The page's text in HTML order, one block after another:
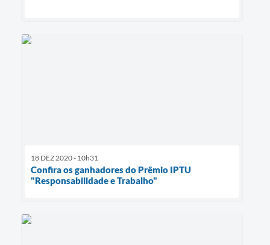
18 DEZ 2020 - 10h31
Confira os ganhadores do Prêmio IPTU
"Responsabilidade e Trabalho"